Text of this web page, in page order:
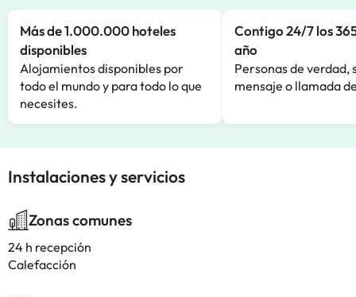
Más de 1.000.000 hoteles
disponibles
Alojamientos disponibles por
todo el mundo y para todo lo que
necesites.
Contigo 24/7 los
año
Personas de verdad,
mensaje o llamada
Instalaciones y servicios
Zonas comunes
24 h recepción
Calefacción